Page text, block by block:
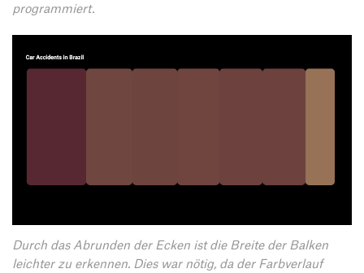
programmiert.
Durch das Abrunden der Ecken ist die Breite der Balken
leichter zu erkennen. Dies war nötig, da der Farbverlauf